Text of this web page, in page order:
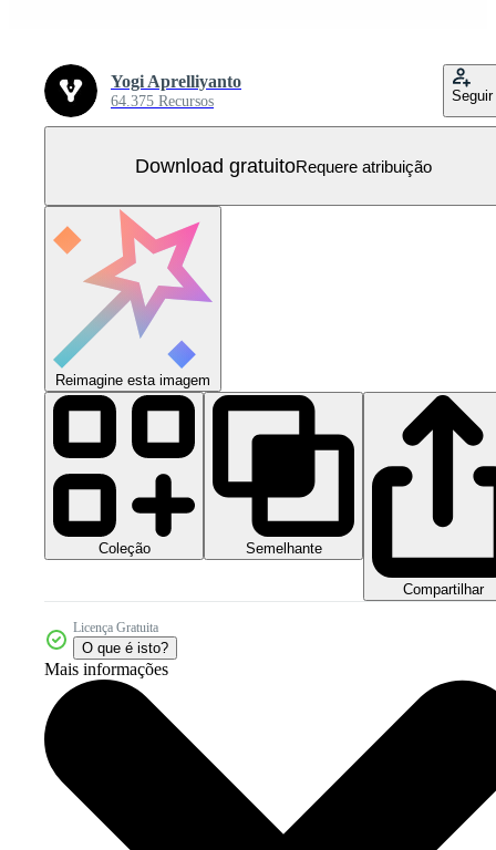
Yogi Aprelliyanto
64.375 Recursos Seguir
Download gratuitoRequere atribuição
Reimagine esta imagem
Coleção Semelhante
Compartilhar
Licença Gratuita
O que é isto?
Mais informações